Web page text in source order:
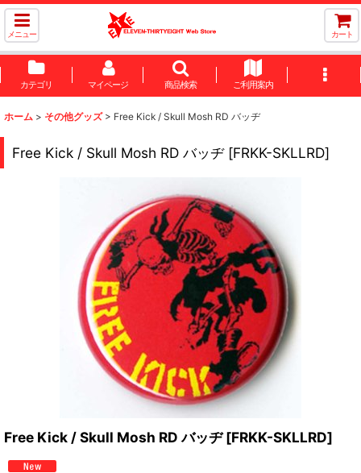
メニュー カート
カテゴリ マイページ 商品検索 ご利用案内
ホーム > その他グッズ > Free Kick / Skull Mosh RD バッヂ
Free Kick / Skull Mosh RD バッヂ [FRKK-SKLLRD]
Free Kick / Skull Mosh RD バッヂ [FRKK-SKLLRD]